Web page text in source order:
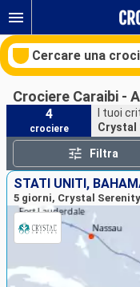
Cercare una
Le nostre
Mesi di partenza
Porti
Crociere Caraibi -
4
crociere
I tuoi
Crystal
Filtra
5 giorni, Crystal Serenity